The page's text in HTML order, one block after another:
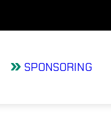
SPONSORING